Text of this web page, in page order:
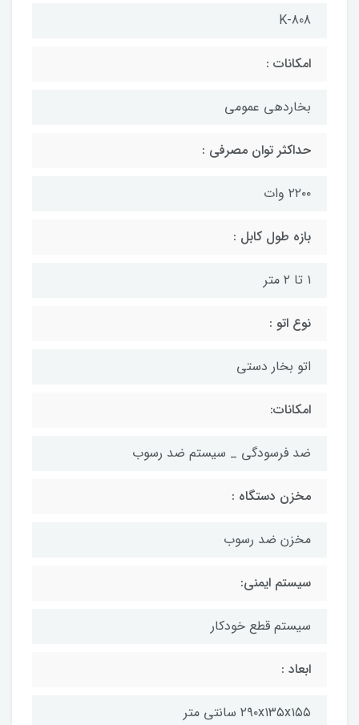
K-808
امکانات :
بخاردهی عمومی
حداکثر توان مصرفی :
۲۲۰۰ وات
بازه طول کابل :
۱ تا ۲ متر
نوع اتو :
اتو بخار دستی
امکانات:
ضد فرسودگی _ سیستم ضد رسوب
مخزن دستگاه :
مخزن ضد رسوب
سیستم ایمنی:
سیستم قطع خودکار
ابعاد :
٢٩٠x١٣٥x١٥٥ سانتی متر